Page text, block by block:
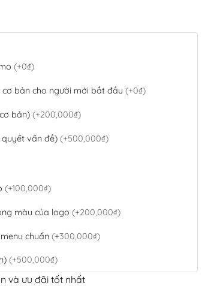
(+0₫)
bản cho người mới bắt đầu (+0₫)
bản) (+200,000₫)
vấn đề) (+500,000₫)
(+100,000₫)
màu của logo (+200,000₫)
chuẩn (+300,000₫)
(+500,000₫)
hàng(+100,000₫)
và ưu đãi tốt nhất